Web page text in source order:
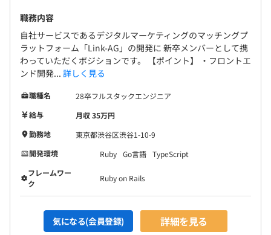
取締役兼CTO
※条件変動なし
み、挑み、悲しみ、喜びを分かち合いながら歴史を
つくっていく仲間を募集しています。 急成長中のテ
ックベンチャーで事業拡大・新規立ち上げフェーズ
を経験したいという方は大歓迎。 たくさんのご応募
お待ちしています。
職務内容
自社サービスであるデジタルマーケティングのマッチングプ
ラットフォーム「Link-AG」の開発に 新卒メンバーとして携
わっていただくポジションです。 【ポイント】 ・フロントエ
ンド開発... 詳しく見る
職種名
28卒フルスタックエンジニア
給与
月収 35万円
勤務地
東京都渋谷区渋谷1-10-9
開発環境
Ruby Go言語 TypeScript
フレームワー
ク
Ruby on Rails
気になる(会員登録) 詳細を見る